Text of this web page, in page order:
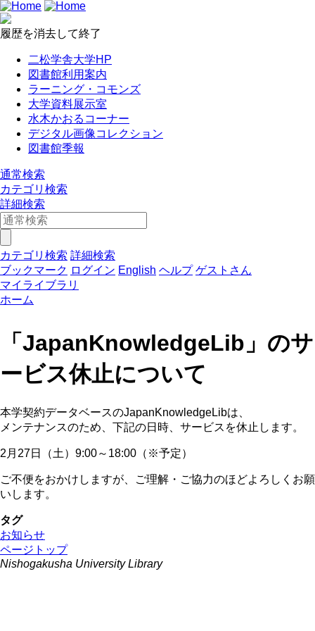
履歴を消去して終了
二松学舎大学HP
図書館利用案内
ラーニング・コモンズ
大学資料展示室
水木かおるコーナー
デジタル画像コレクション
図書館季報
通常検索
カテゴリ検索
詳細検索
カテゴリ検索 詳細検索
ブックマーク ログイン English ヘルプ ゲストさん
マイライブラリ
ホーム
「JapanKnowledgeLib」のサ
ービス休止について
本学契約データベースのJapanKnowledgeLibは、
メンテナンスのため、下記の日時、サービスを休止します。
2月27日（土）9:00～18:00（※予定）
ご不便をおかけしますが、ご理解・ご協力のほどよろしくお願
いします。
タグ
お知らせ
ページトップ
Nishogakusha University Library